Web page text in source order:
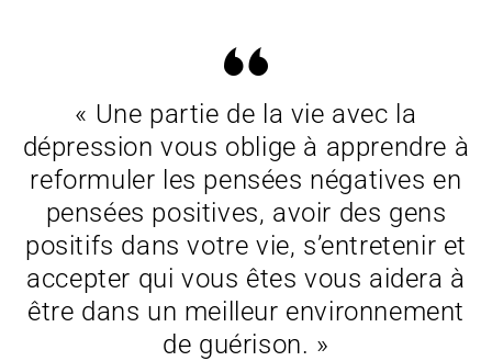
« Une partie de la vie avec la
dépression vous oblige à apprendre à
reformuler les pensées négatives en
pensées positives, avoir des gens
positifs dans votre vie, s’entretenir et
accepter qui vous êtes vous aidera à
être dans un meilleur environnement
de guérison. »